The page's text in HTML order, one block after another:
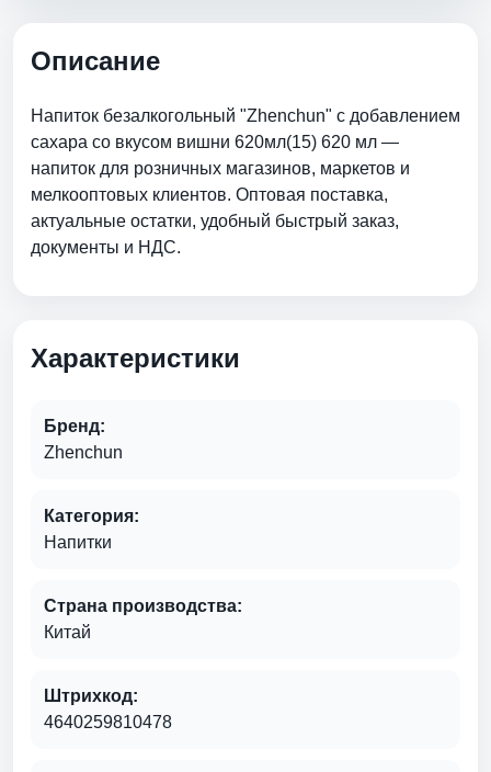
Описание
Напиток безалкогольный "Zhenchun" с добавлением
сахара со вкусом вишни 620мл(15) 620 мл —
напиток для розничных магазинов, маркетов и
мелкооптовых клиентов. Оптовая поставка,
актуальные остатки, удобный быстрый заказ,
документы и НДС.
Характеристики
Бренд:
Zhenchun
Категория:
Напитки
Страна производства:
Китай
Штрихкод:
4640259810478